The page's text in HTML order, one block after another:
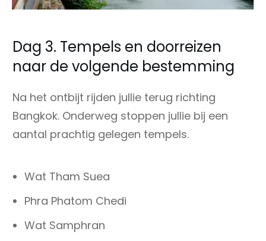
Dag 3. Tempels en doorreizen
naar de volgende bestemming
Na het ontbijt rijden jullie terug richting
Bangkok. Onderweg stoppen jullie bij een
aantal prachtig gelegen tempels.
Wat Tham Suea
Phra Phatom Chedi
Wat Samphran